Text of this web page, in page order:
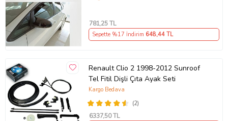
781,25 TL
Sepette %17 İndirim 648,44 TL
Renault Clio 2 1998-2012 Sunroof
Tel Fitil Dişli Çıta Ayak Seti
(2)
Kargo Bedava
6337,50 TL